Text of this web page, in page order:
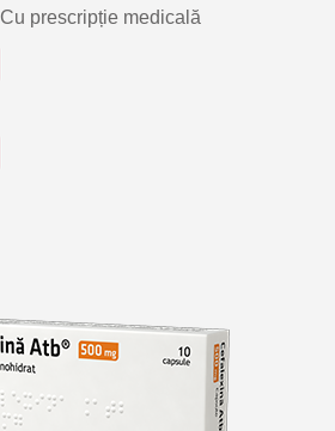
Cu prescripție medicală